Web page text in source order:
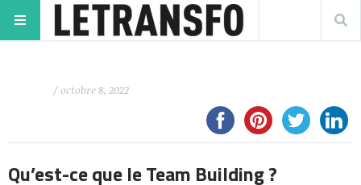
/ octobre 8, 2022
Qu’est-ce que le Team Building ?